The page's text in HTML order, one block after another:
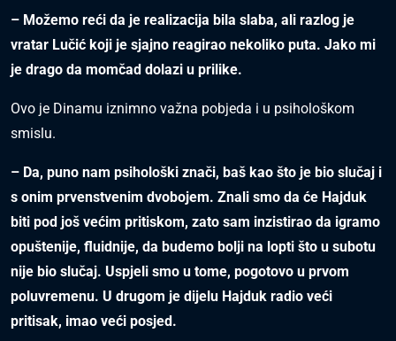
– Možemo reći da je realizacija bila slaba, ali razlog je
vratar Lučić koji je sjajno reagirao nekoliko puta. Jako mi
je drago da momčad dolazi u prilike.
Ovo je Dinamu iznimno važna pobjeda i u psihološkom
smislu.
– Da, puno nam psihološki znači, baš kao što je bio slučaj i
s onim prvenstvenim dvobojem. Znali smo da će Hajduk
biti pod još većim pritiskom, zato sam inzistirao da igramo
opuštenije, fluidnije, da budemo bolji na lopti što u subotu
nije bio slučaj. Uspjeli smo u tome, pogotovo u prvom
poluvremenu. U drugom je dijelu Hajduk radio veći
pritisak, imao veći posjed.